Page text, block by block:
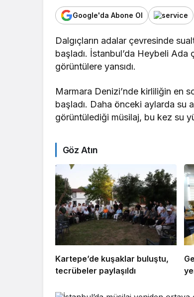
Google'da Abone Ol
Dalgıçların adalar çevresinde
başladı. İstanbul’da Heybeli
görüntülere yansıdı.
Marmara Denizi’nde kirliliğin en
başladı. Daha önceki aylarda su
görüntülediği müsilaj, bu kez su
Göz Atın
Kartepe’de kuşaklar buluştu,
tecrübeler paylaşıldı